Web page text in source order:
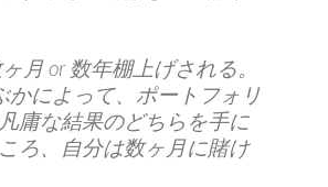
月 or 数年棚上げされる。
によって、ポートフォリ
庸な結果のどちらを手に
ろ、自分は数ヶ月に賭け